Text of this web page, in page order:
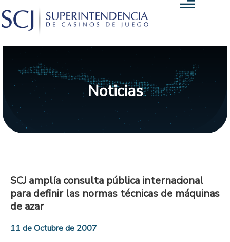
Noticias
SCJ amplía consulta pública internacional
para definir las normas técnicas de máquinas
de azar
11 de Octubre de 2007